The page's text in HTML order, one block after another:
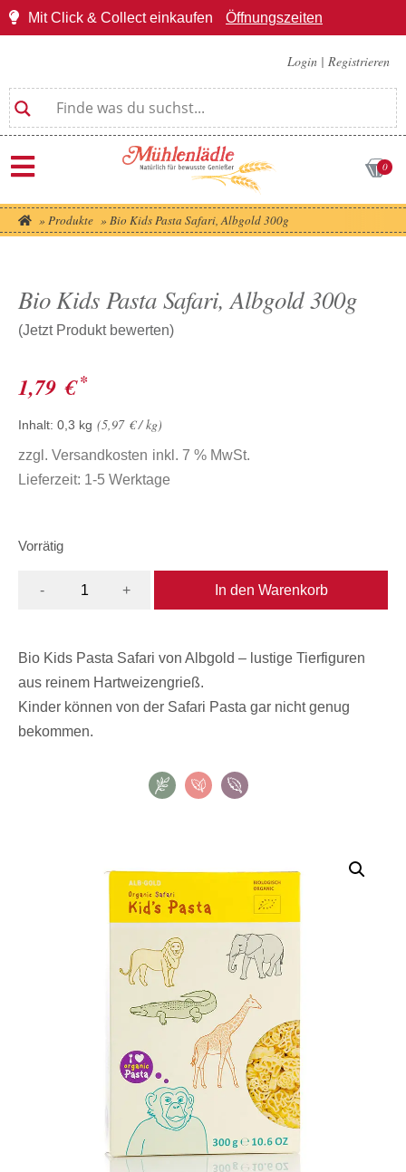
Mit Click & Collect einkaufen Öffnungszeiten
Login | Registrieren
0
» Produkte » Bio Kids Pasta Safari, Albgold 300g
Bio Kids Pasta Safari, Albgold 300g
(Jetzt Produkt bewerten)
1,79 € *
Inhalt: 0,3 kg 5,97 €/kg
zzgl. Versandkosten inkl. 7 % MwSt.
Lieferzeit: 1-5 Werktage
Vorrätig
- + In den Warenkorb
Bio Kids Pasta Safari von Albgold – lustige Tierfiguren
aus reinem Hartweizengrieß.
Kinder können von der Safari Pasta gar nicht genug
bekommen.